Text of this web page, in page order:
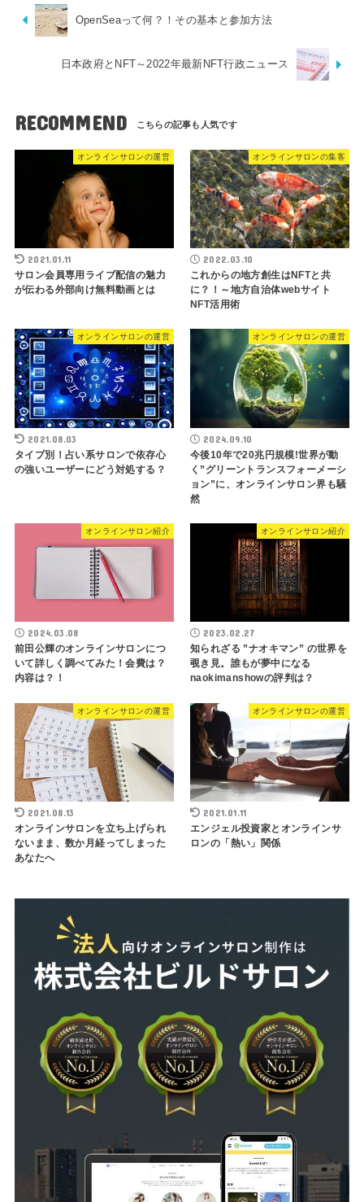
OpenSeaって何？！その基本と参加方法
日本政府とNFT～2022年最新NFT行政ニュース
RECOMMEND
オンラインサロンの運営
2021.01.11
サロン会員専用ライブ配信の魅力
が伝わる外部向け無料動画とは
オンラインサロンの集客
2022.03.10
これからの地方創生はNFTと共
に？！～地方自治体webサイト
NFT活用術
オンラインサロンの運営
2021.08.03
タイプ別！占い系サロンで依存心
の強いユーザーにどう対処する？
オンラインサロンの運営
2024.09.10
今後10年で20兆円規模!世界が動
く”グリーントランスフォーメーシ
ョン”に、オンラインサロン界も騒
然
オンラインサロン紹介
2024.03.08
前田公輝のオンラインサロンにつ
いて詳しく調べてみた！会費は？
内容は？！
オンラインサロン紹介
2023.02.27
知られざる ”ナオキマン” の世界を
覗き見。誰もが夢中になる
naokimanshowの評判は？
オンラインサロンの運営
2021.08.13
オンラインサロンを立ち上げられ
ないまま、数か月経ってしまった
あなたへ
オンラインサロンの運営
2021.01.11
エンジェル投資家とオンラインサ
ロンの「熱い」関係